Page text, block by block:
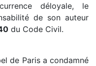
déloyale, le
de son auteur
du Code Civil.
de Paris a condamné